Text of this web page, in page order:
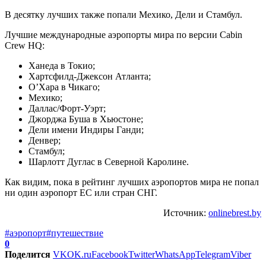
В десятку лучших также попали Мехико, Дели и Стамбул.
Лучшие международные аэропорты мира по версии Cabin
Crew HQ:
Ханеда в Токио;
Хартсфилд-Джексон Атланта;
О’Хара в Чикаго;
Мехико;
Даллас/Форт-Уэрт;
Джорджа Буша в Хьюстоне;
Дели имени Индиры Ганди;
Денвер;
Стамбул;
Шарлотт Дуглас в Северной Каролине.
Как видим, пока в рейтинг лучших аэропортов мира не попал
ни один аэропорт ЕС или стран СНГ.
Источник: onlinebrest.by
#аэропорт#путешествие
0
Поделится VKOK.ruFacebookTwitterWhatsAppTelegramViber